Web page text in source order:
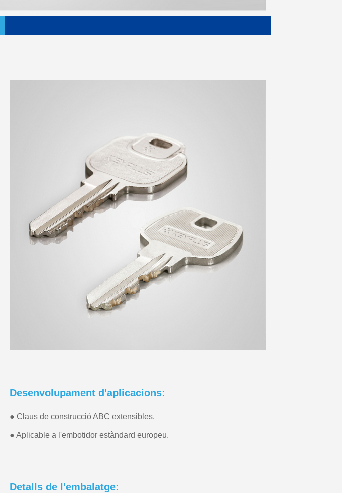
Desenvolupament d'aplicacions:
● Claus de construcció ABC extensibles.
● Aplicable a l'embotidor estàndard europeu.
Detalls de l'embalatge: